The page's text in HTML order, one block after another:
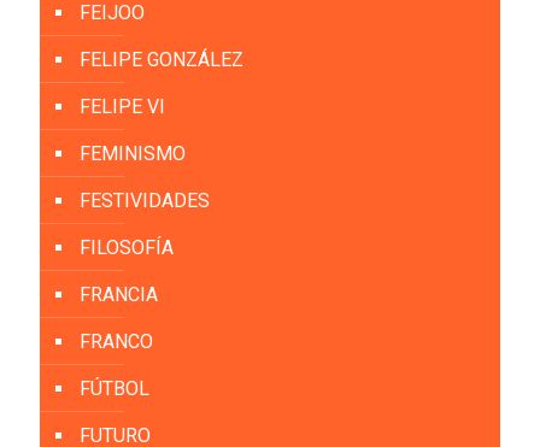
FEIJOO
FELIPE GONZÁLEZ
FELIPE VI
FEMINISMO
FESTIVIDADES
FILOSOFÍA
FRANCIA
FRANCO
FÚTBOL
FUTURO